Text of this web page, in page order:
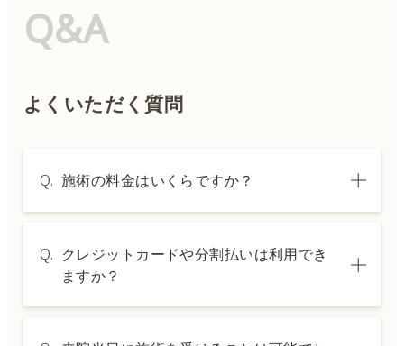
Q&A
よくいただく質問
Q. 施術の料金はいくらですか？
は料金表ページをご確認いただくか、カウン
セリングでご案内いたします。
Q. クレジットカードや分割払いは利用でき
ますか？